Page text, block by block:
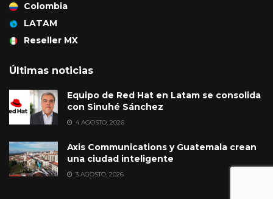
Colombia
LATAM
Reseller MX
Últimas noticias
Equipo de Red Hat en Latam se consolida
con Sinuhé Sánchez
4 AGOSTO, 2026
Axis Communications y Guatemala crean
una ciudad inteligente
3 AGOSTO, 2026